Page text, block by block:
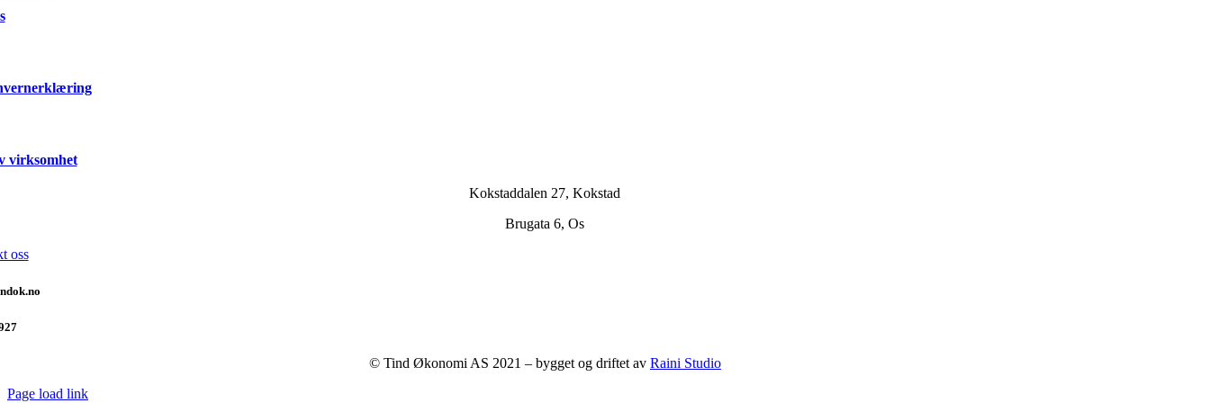
virksomhet
Kokstaddalen 27, Kokstad
Brugata 6, Os
oss
© Tind Økonomi AS 2021 – bygget og driftet av Raini Studio
Page load link